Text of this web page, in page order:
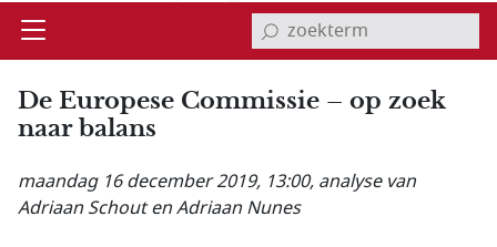
Open invoerveld zoekterm
De Europese Commissie – op zoek
naar balans
maandag 16 december 2019, 13:00, analyse van
Adriaan Schout en Adriaan Nunes